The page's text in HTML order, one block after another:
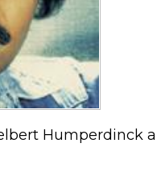
Humperdinck a